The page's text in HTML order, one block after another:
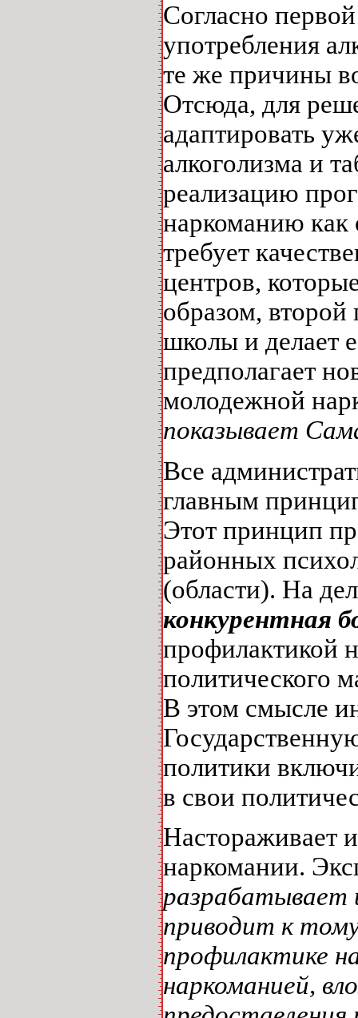
Согласно
употребления
те же причины
Отсюда, для
адаптировать
алкоголизма и
реализацию
наркоманию как
требует
центров,
образом,
школы и делает
предполагает
молодежной
показывает
Все
главным
Этот принцип
районных
(области). На
конкурентная
профилактикой
политического
В этом смысле
политики
в свои
Настораживает
наркомании.
разрабатывает
приводит к
профилактике
наркоманией,